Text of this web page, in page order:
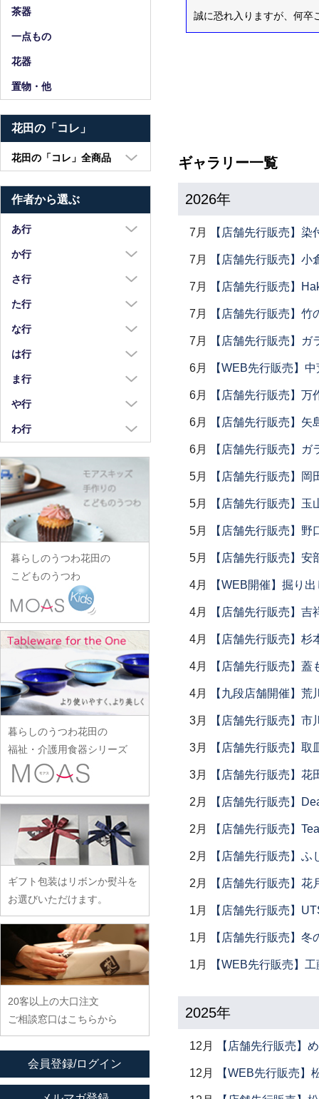
誠に恐れ入りますが、何卒
ギャラリー一覧
2026年
7月 【店舗先行販売】染
7月 【店舗先行販売】
7月 【店舗先行販売】
7月 【店舗先行販売】竹
7月 【店舗先行販売】ガ
6月 【WEB先行販売】
6月 【店舗先行販売】万
6月 【店舗先行販売】
6月 【店舗先行販売】ガ
5月 【店舗先行販売】岡
5月 【店舗先行販売】
5月 【店舗先行販売】野
5月 【店舗先行販売】
4月 【WEB開催】掘り
4月 【店舗先行販売】吉
4月 【店舗先行販売】
4月 【店舗先行販売】蓋
4月 【九段店舗開催】荒
3月 【店舗先行販売】
3月 【店舗先行販売】取
3月 【店舗先行販売】
2月 【店舗先行販売】
2月 【店舗先行販売】
2月 【店舗先行販売】
2月 【店舗先行販売】花
1月 【店舗先行販売】
1月 【店舗先行販売】冬
1月 【WEB先行販売】
2025年
12月 【店舗先行販売】
12月 【WEB先行販売】
茶器
一点もの
花器
置物・他
花田の「コレ」
花田の「コレ」全商品
鉢・湯呑・カップ
汁椀・土鍋・折敷
小物・カトラリー
作者から選ぶ
あ行
浅野奈生
苧野直樹
安達和治
荒川真吾
荒賀文成
有馬和博
iiDA Woodturning
伊賀焼土楽
池島直人
池島仁美
生島賢
生島明水
池田大介
石川漆宝堂
石田誠
和泉良法
市川知也
伊藤聡信
伊藤孝英
井銅心平
稲村真耶
イム サエム
イレヤガラス
岩舘隆（浄法寺）
臼田けい子
海野裕
浦陽子
遠藤マサヒロ
大井寛史
大久保公太郎
大沢和義
大平新五
大前史
大和田友香
か行
蠣崎マコト
葛西国太郎
葛西義信
河上智美
川合孝知
川辺忠
川村宏樹
幹山繁太
季更器窯
岸野寛
北野敏一（犀ノ音窯）
日下華子
葛和万紀
工藤和彦
熊谷峻
小泉敦信
こいずみみゆき
古賀雄二郎
小寺暁洋
小林巧征
小牧広平
近藤亮介
さ行
坂本達哉
佐川岳彦
佐々木暢子
重田良古
島田まるみ
志村睦彦
城進
菅原博之
杉本太郎
鈴木重孝
鈴木潤吾
鈴木涼子
須谷窯
た行
高島慎一
高木剛
瀧田操
田中あい
田中佐和子
谷口嘉
谷永太郎
玉山保男
田沼英里
崔在皓
滴生舎
土井康治朗
土井宏友
陶房独歩炎
徳永遊心
富山孝一
土本訓寛・土本久美子
な行
中荒江道子
中尾万作
中川紀夫
中町いずみ
中村一也
中村幸一郎
d.Tam 中村孝子/桃子
中村智美
中村真紀
中山孝志
名古路英介
西納三枝
野口悦士
は行
橋村大作
長谷川由香
畑中篤
花岡隆
花田オリジナル
羽生直記
林京子
林拓児
原口潔
原田七重
原田譲
原光弘
日高伸治
日高直子
ヒヅミ峠舎
樋山真弓
平岡正弘
平林秀幸
廣野俊彦
廣政毅
ふじい製作所
藤崎均
藤田永子
藤塚光男
ほたる窯
堀畑蘭
ま行
前田麻美
正木春蔵
松浦コータロー
松浦ナオコ
松葉勇輝
松本郁美
松本優樹
松本良夫
三浦侑子
水垣千悦
水野克俊
みずのみさ
光井威善
三留舞
宮岡麻衣子
宮崎孝彦
三輪周太郎
武曽健一
村田森
村田菜穂美
木工ヤマニ
森知恵子
森悠紀子
森下綾
や行
八木橋昇
山口硝子
山口利枝
山崎葉
山田洋次
山田隆太郎
山中恵介
山本哲也
山本恭代
山本亮平
Yu-ten
雪ノ浦裕一
吉岡将弐
吉田学
余宮隆
わ行
ワダコーヘー
渡辺信史
渡邊心平
暮らしのうつわ花田の
こどものうつわ
暮らしのうつわ花田の
福祉・介護用食器シリーズ
ギフト包装はリボンか熨斗を
お選びいただけます。
20客以上の大口注文
ご相談窓口はこちらから
会員登録/ログイン